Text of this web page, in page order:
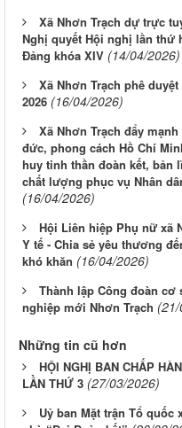
Xã Nhơn Trạch dự trực
Nghị quyết Hội nghị lần thứ
Đảng khóa XIV (14/04/2026)
Xã Nhơn Trạch phê
2026 (16/04/2026)
Xã Nhơn Trạch đẩy
đức, phong cách Hồ Chí
huy tinh thần đoàn kết, bản
chất lượng phục vụ Nhân
(16/04/2026)
Hội Liên hiệp Phụ nữ xã
Y tế - Chia sẻ yêu thương
khó khăn (16/04/2026)
Thành lập Công đoàn cơ
nghiệp mới Nhơn Trạch
Những tin cũ hơn
HỘI NGHỊ BAN CHẤP
LẦN THỨ 3 (27/03/2026)
Uỷ ban Mặt trận Tổ quốc